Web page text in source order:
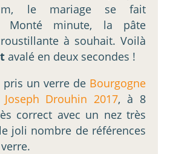
le mariage se fait
Monté minute, la pâte
à souhait. Voilà
avalé en deux secondes !
un verre de Bourgogne
Drouhin 2017, à 8
correct avec un nez très
joli nombre de références